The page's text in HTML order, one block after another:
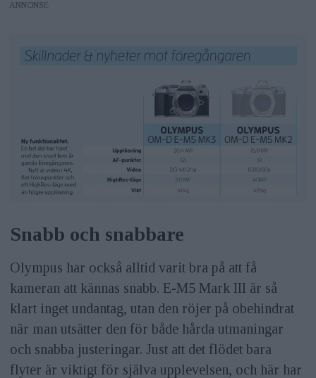
ANNONS
Snabb och snabbare
Olympus har också alltid varit bra på att få
kameran att kännas snabb. E-M5 Mark III är så
klart inget undantag, utan den röjer på obehindrat
när man utsätter den för både hårda utmaningar
och snabba justeringar. Just att det flödet bara
flyter är viktigt för själva upplevelsen, och här har